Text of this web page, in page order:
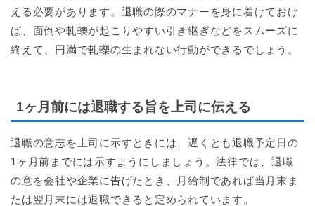
える必要があります。退職の際のマナーを身に着けておけ
ば、面倒や軋轢が起こりやすい引き継ぎなどをスムーズに
終えて、円満で軋轢の生まれない行動ができるでしょう。
1ヶ月前には退職する旨を上司に伝える
退職の意志を上司に示すときには、遅くとも退職予定日の
1ヶ月前までには示すようにしましょう。法律では、退職
の意を会社や企業に告げたとき、月給制であれば当月末ま
たは翌月末には退職できると定められています。